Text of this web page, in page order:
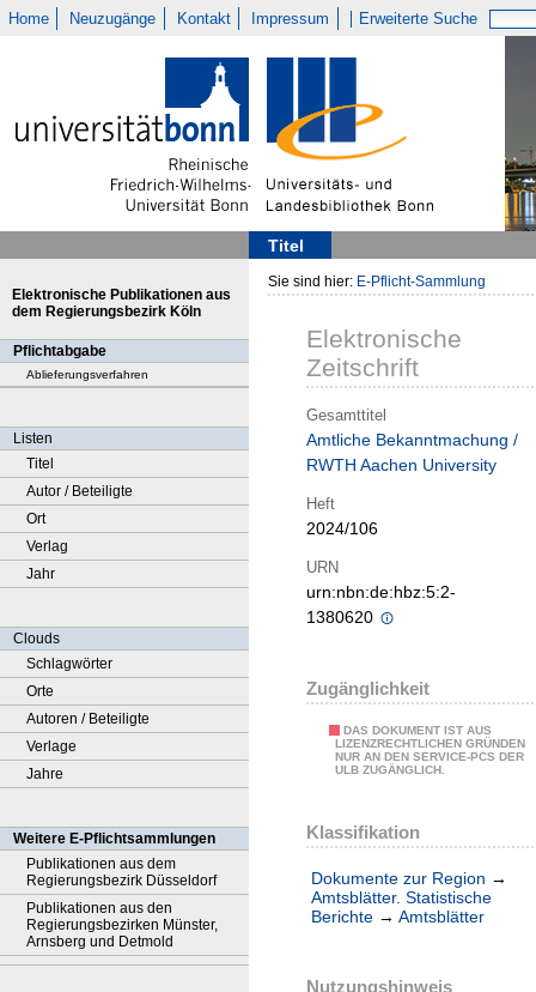
Home Neuzugänge Kontakt Impressum Erweiterte Suche
Titel
Elektronische Publikationen aus
dem Regierungsbezirk Köln
Pflichtabgabe
Ablieferungsverfahren
Listen
Titel
Autor / Beteiligte
Ort
Verlag
Jahr
Clouds
Schlagwörter
Orte
Autoren / Beteiligte
Verlage
Jahre
Weitere E-Pflichtsammlungen
Publikationen aus dem
Regierungsbezirk Düsseldorf
Publikationen aus den
Regierungsbezirken Münster,
Arnsberg und Detmold
Sie sind hier: E-Pflicht-Sammlung
Elektronische
Zeitschrift
Gesamttitel
Amtliche Bekanntmachung /
RWTH Aachen University
Heft
2024/106
URN
urn:nbn:de:hbz:5:2-
1380620
Zugänglichkeit
DAS DOKUMENT IST AUS
LIZENZRECHTLICHEN GRÜNDEN
NUR AN DEN SERVICE-PCS DER
ULB ZUGÄNGLICH.
Klassifikation
Dokumente zur Region →
Amtsblätter. Statistische
Berichte → Amtsblätter
Nutzungshinweis